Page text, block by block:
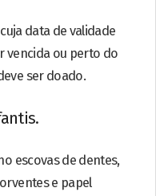
data de validade
vencida ou perto do
ser doado.
escovas de dentes,
e papel